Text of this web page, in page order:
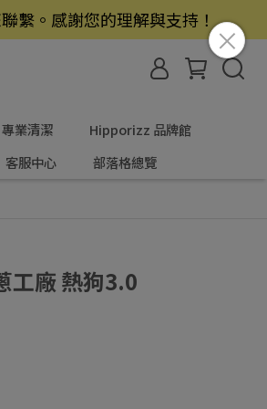
繫。感謝您的理解與支持！
業清潔
Hipporizz 品牌館
客服中心 部落格總覽
工廠 熱狗3.0